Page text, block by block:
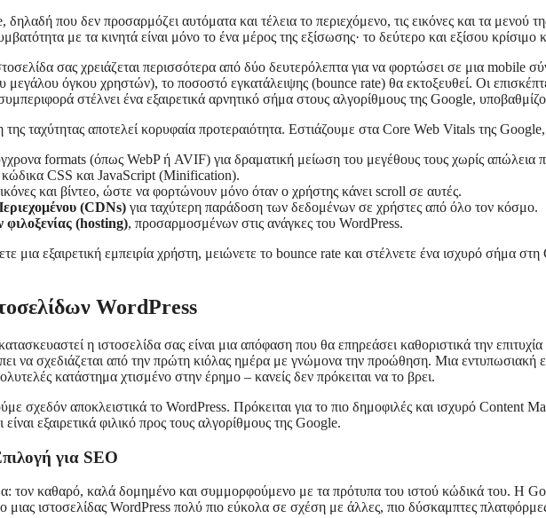
που δεν προσαρμόζει αυτόματα και τέλεια το περιεχόμενο, τις εικόνες και τα μενού
με τα κινητά είναι μόνο το ένα μέρος της εξίσωσης· το δεύτερο και εξίσου κρίσιμο
σας χρειάζεται περισσότερα από δύο δευτερόλεπτα για να φορτώσει σε μια mobile
μεγάλου όγκου χρηστών), το ποσοστό εγκατάλειψης (bounce rate) θα εκτοξευθεί. Οι
στέλνει ένα εξαιρετικά αρνητικό σήμα στους αλγορίθμους της Google,
ταχύτητας αποτελεί κορυφαία προτεραιότητα. Εστιάζουμε στα Core Web Vitals της
formats (όπως WebP ή AVIF) για δραματική μείωση του μεγέθους τους χωρίς απώλεια
κώδικα CSS και JavaScript (Minification).
και βίντεο, ώστε να φορτώνουν μόνο όταν ο χρήστης κάνει scroll σε αυτές.
(CDNs) για ταχύτερη παράδοση των δεδομένων σε χρήστες από όλο τον κόσμο.
(hosting), προσαρμοσμένων στις ανάγκες του WordPress.
μια εξαιρετική εμπειρία χρήστη, μειώνετε το bounce rate και στέλνετε ένα ισχυρό σήμα
WordPress
η ιστοσελίδα σας είναι μια απόφαση που θα επηρεάσει καθοριστικά την
να σχεδιάζεται από την πρώτη κιόλας ημέρα με γνώμονα την προώθηση. Μια εντυπωσιακή
κατάστημα χτισμένο στην έρημο – κανείς δεν πρόκειται να το βρει.
σχεδόν αποκλειστικά το WordPress. Πρόκειται για το πιο δημοφιλές και ισχυρό Content
εξαιρετικά φιλικό προς τους αλγορίθμους της Google.
για SEO
τον καθαρό, καλά δομημένο και συμμορφούμενο με τα πρότυπα του ιστού κώδικά του. Η
μιας ιστοσελίδας WordPress πολύ πιο εύκολα σε σχέση με άλλες, πιο δύσκαμπτες